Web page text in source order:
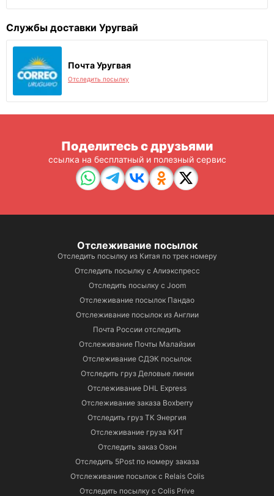
Службы доставки Уругвай
Почта Уругвая
Отследить посылку
Поделитесь с друзьями
ссылка на бесплатный и полезный сервис
Отслеживание посылок
Отследить посылку из Китая по трек номеру
Отследить посылку с Алиэкспресс
Отследить посылку с Joom
Отслеживание посылок Пандао
Отслеживание посылок из Англии
Почта России отследить
Отслеживание Почты Малайзии
Отслеживание СДЭК посылок
Отследить груз Деловые линии
Отслеживание DHL Express
Отслеживание заказа Boxberry
Отследить груз ТК Энергия
Отслеживание груза КИТ
Отследить заказ Озон
Отследить 5Post по номеру заказа
Отслеживание посылок с Relais Colis
Отследить посылку с Colis Prive